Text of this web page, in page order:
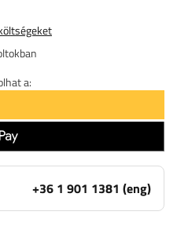
a:
+36 1 901 1381 (eng)